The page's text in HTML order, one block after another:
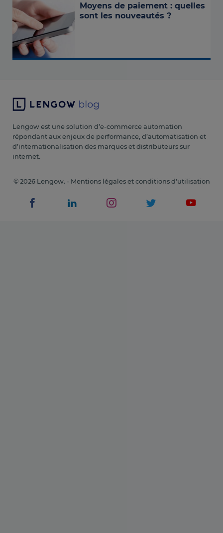
Moyens de paiement : quelles
sont les nouveautés ?
Lengow est une solution d’e-commerce automation
répondant aux enjeux de performance, d’automatisation et
d’internationalisation des marques et distributeurs sur
internet.
© 2026 Lengow. - Mentions légales et conditions d'utilisation